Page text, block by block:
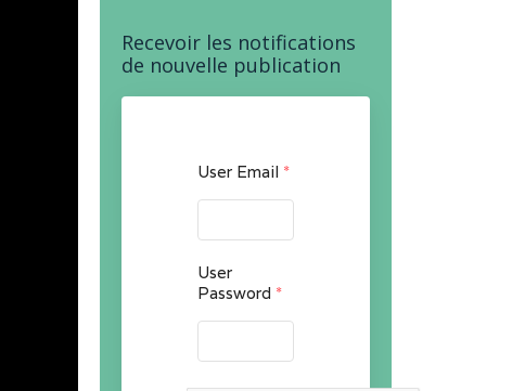
Recevoir les notifications
de nouvelle publication
User Email *
User
Password *